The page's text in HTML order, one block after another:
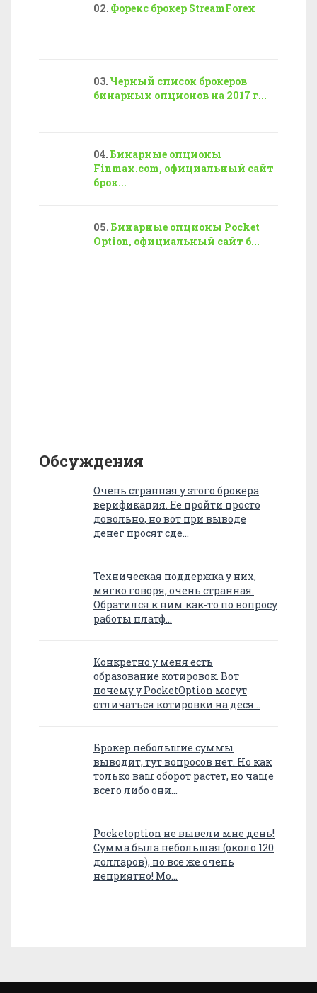
Форекс брокер StreamForex
Черный список брокеров
бинарных опционов на 2017 г...
Бинарные опционы
Finmax.com, официальный сайт
брок...
Бинарные опционы Pocket
Option, официальный сайт б...
Обсуждения
Очень странная у этого брокера
верификация. Ее пройти просто
довольно, но вот при выводе
денег просят сде…
Техническая поддержка у них,
мягко говоря, очень странная.
Обратился к ним как-то по вопросу
работы платф…
Конкретно у меня есть
образование котировок. Вот
почему у PocketOption могут
отличаться котировки на деся…
Брокер небольшие суммы
выводит, тут вопросов нет. Но как
только ваш оборот растет, но чаще
всего либо они…
Pocketoption не вывели мне день!
Сумма была небольшая (около 120
долларов), но все же очень
неприятно! Мо…